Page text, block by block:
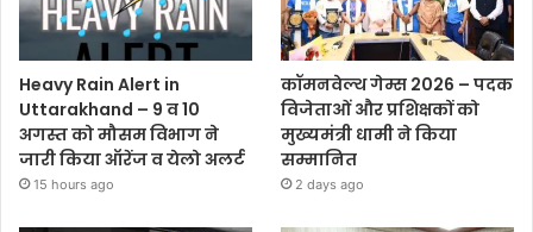
Heavy Rain Alert in
Uttarakhand – 9 व 10
अगस्त को मौसम विभाग ने
जारी किया ऑरेंज व येलो अलर्ट
15 hours ago
कॉमनवेल्थ गेम्स 2026 – पदक
विजेताओं और प्रशिक्षकों को
मुख्यमंत्री धामी ने किया
सम्मानित
2 days ago